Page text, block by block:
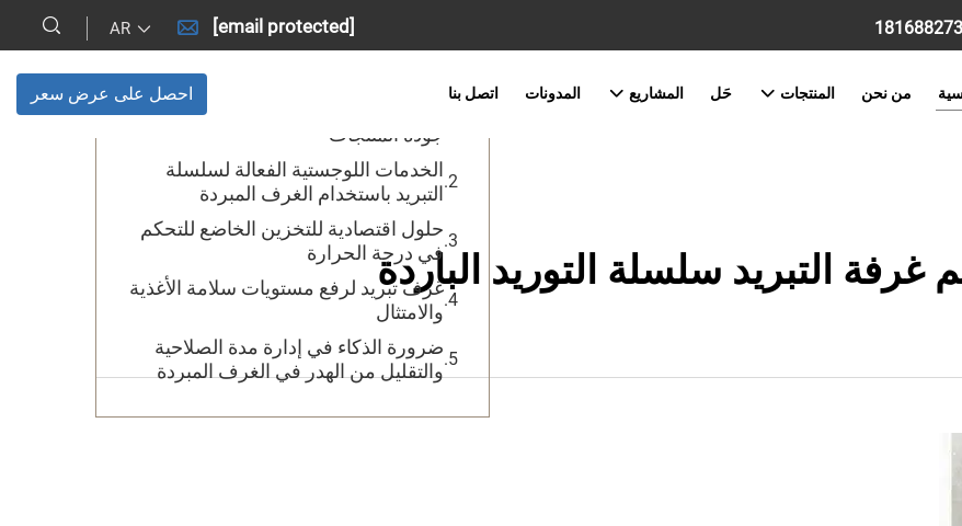
[email protected]
AR
من نحن المنتجات حَل المشاريع المدونات اتصل بنا احصل على عرض سعر
التبريد سلسلة التوريد الباردة
جدول المحتويات
دور مباني التخزين البارد في الحفاظ على
جودة المنتجات
الخدمات اللوجستية الفعالة لسلسلة
التبريد باستخدام الغرف المبردة
حلول اقتصادية للتخزين الخاضع للتحكم
في درجة الحرارة
غرف تبريد لرفع مستويات سلامة الأغذية
والامتثال
ضرورة الذكاء في إدارة مدة الصلاحية
والتقليل من الهدر في الغرف المبردة